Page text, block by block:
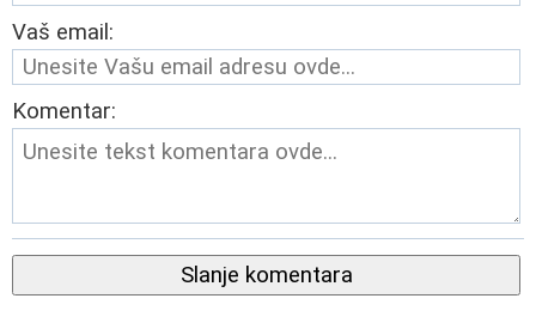
Vaš email:
Komentar:
Slanje komentara